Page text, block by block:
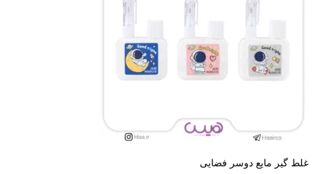
غلط گیر مایع دوسر فضایی